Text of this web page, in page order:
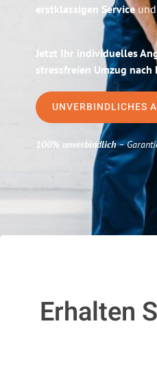
erstklassigen Serviceund
Jetzt Ihr individuelles
stressfreien Umzug nach
UNVERBINDLICHES
100% unverbindlich–
Erhalten